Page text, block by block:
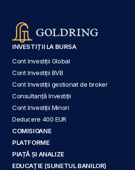
INVESTIȚII LA BURSA
Cont Investiții Global
Cont Investiții BVB
Cont Investiții gestionat de broker
Consultanță Investiții
Cont Investiții Minori
Deducere 400 EUR
COMISIOANE
PLATFORME
PIAȚĂ ȘI ANALIZE
EDUCAȚIE (SUNETUL BANILOR)